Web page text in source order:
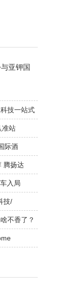
亚钾国
技一站式
准站
际酒
腾扬达
入局
技/
不香了？